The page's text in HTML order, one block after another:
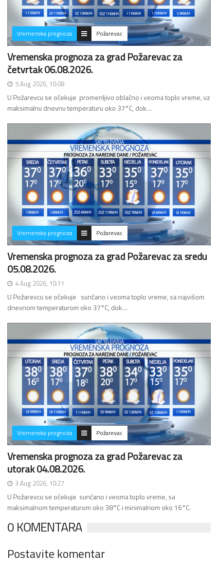
Vremenska prognoza Požarevac
Vremenska prognoza za grad Požarevac za
četvrtak 06.08.2026.
5 Aug 2026, 10:08
U Požarevcu se očekuje promenljivo oblačno i veoma toplo vreme, uz
maksimalnu dnevnu temperaturu oko 37°C, dok…
Vremenska prognoza Požarevac
Vremenska prognoza za grad Požarevac za sredu
05.08.2026.
4 Aug 2026, 10:11
U Požarevcu se očekuje sunčano i veoma toplo vreme, sa najvišom
dnevnom temperaturom oko 37°C, dok…
Vremenska prognoza Požarevac
Vremenska prognoza za grad Požarevac za
utorak 04.08.2026.
3 Aug 2026, 10:27
U Požarevcu se očekuje sunčano i veoma toplo vreme, sa
maksimalnom temperaturom oko 38°C i minimalnom oko 16°C.
0 KOMENTARA
Postavite komentar